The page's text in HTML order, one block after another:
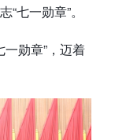
七一勋章”。
勋章”，迈着